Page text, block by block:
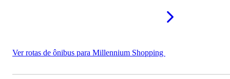
Ver rotas de ônibus para Millennium Shopping